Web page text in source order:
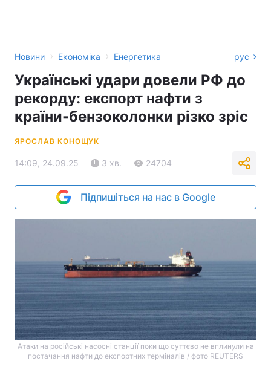
Новини › Економіка › Енергетика рус
Українські удари довели РФ до
рекорду: експорт нафти з
країни-бензоколонки різко зріс
ЯРОСЛАВ КОНОЩУК
14:09, 24.09.25 3 хв. 24704
Підпишіться на нас в Google
Атаки на російські насосні станції поки що суттєво не вплинули на
постачання нафти до експортних терміналів / фото REUTERS